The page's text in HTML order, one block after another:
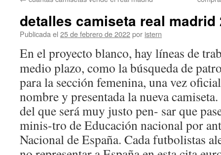
detalles camiseta real madrid
Publicada el 25 de febrero de 2022por istern
En el proyecto blanco, hay líneas de
medio plazo, como la búsqueda de
para la sección femenina, una vez
nombre y presentada la nueva
del que será muy justo pen- sar que
minis-tro de Educación nacional por
Nacional de España. Cada futbolistas